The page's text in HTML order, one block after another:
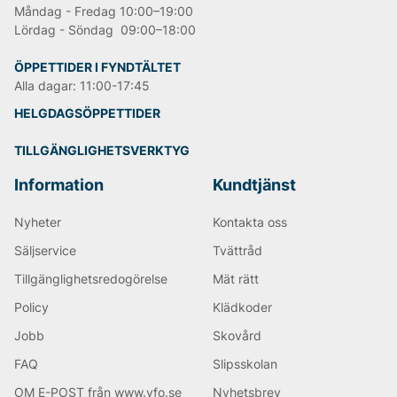
kostymbyxan som förebild, NN07 väljer dock att
designa sina chinos utifrån ett par vanliga jeans.
Därefter blev chinosen en mer avslappnad
vardagsbyxa som bara blir skönare med tiden.
Andra populära varumärken:
Tiger of Sweden
Björn Borg
Replay
Måndag - Fredag 10:00–19:00
Lördag - Söndag 09:00–18:00
ÖPPETTIDER I FYNDTÄLTET
Alla dagar: 11:00-17:45
HELGDAGSÖPPETTIDER
TILLGÄNGLIGHETSVERKTYG
Information
Nyheter
Säljservice
Tillgänglighetsredogörelse
Policy
Jobb
FAQ
OM E-POST från www.vfo.se
Kundtjänst
Kontakta oss
Tvättråd
Mät rätt
Klädkoder
Skovård
Slipsskolan
Nyhetsbrev